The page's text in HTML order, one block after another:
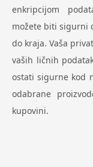
enkripcijom
možete biti sigurni
do kraja. Vaša
vaših ličnih
ostati sigurne kod
odabrane
kupovini.